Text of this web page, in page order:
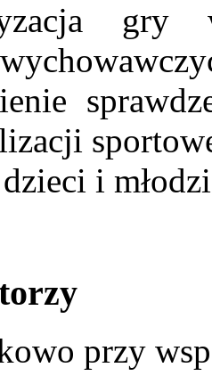
gry
i
przy